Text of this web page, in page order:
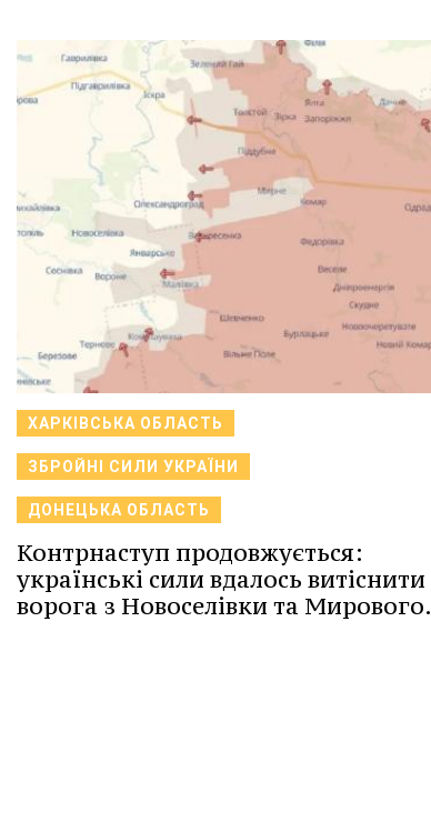
ХАРКІВСЬКА ОБЛАСТЬ
ЗБРОЙНІ СИЛИ УКРАЇНИ
ДОНЕЦЬКА ОБЛАСТЬ
Контрнаступ продовжується:
українські сили вдалось витіснити
ворога з Новоселівки та Мирового.